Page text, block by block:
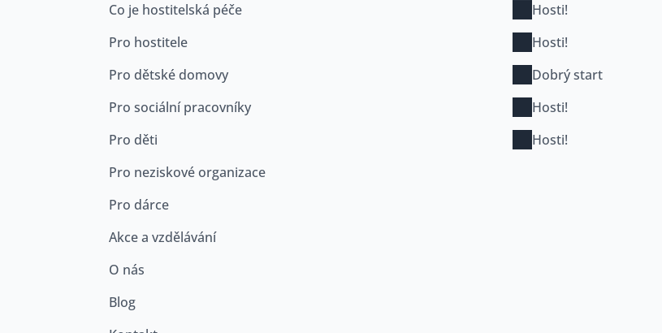
Co je hostitelská péče
Pro hostitele
Pro dětské domovy
Pro sociální pracovníky
Pro děti
Pro neziskové organizace
Pro dárce
Akce a vzdělávání
O nás
Blog
Hosti!
Hosti!
Dobrý start
Hosti!
Hosti!